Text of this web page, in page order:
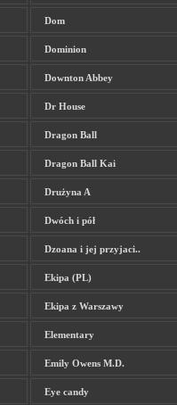
Dom
Dominion
Downton Abbey
Dr House
Dragon Ball
Dragon Ball Kai
Drużyna A
Dwóch i pół
Dzoana i jej przyjaci..
Ekipa (PL)
Ekipa z Warszawy
Elementary
Emily Owens M.D.
Eye candy